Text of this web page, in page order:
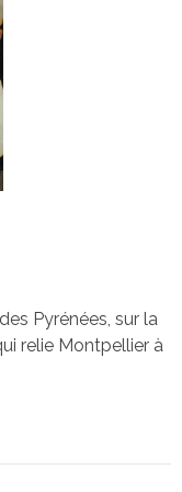
Pyrénées, sur la
relie Montpellier à